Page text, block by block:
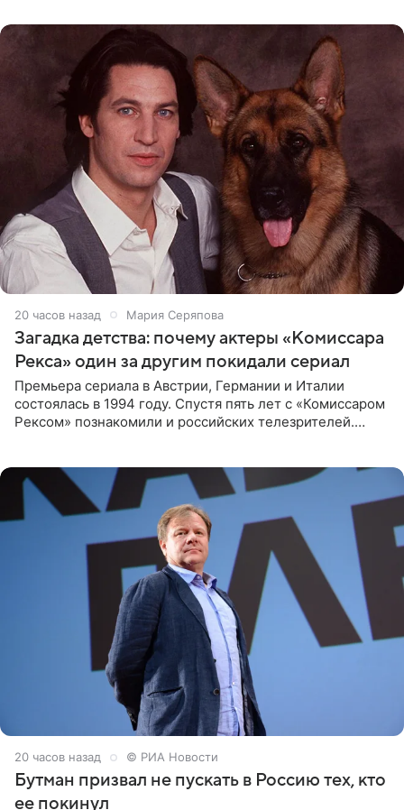
20 часов назад Мария Серяпова
Загадка детства: почему актеры «Комиссара
Рекса» один за другим покидали сериал
Премьера сериала в Австрии, Германии и Италии
состоялась в 1994 году. Спустя пять лет с «Комиссаром
Рексом» познакомили и российских телезрителей.
20 часов назад © РИА Новости
Бутман призвал не пускать в Россию тех, кто
ее покинул